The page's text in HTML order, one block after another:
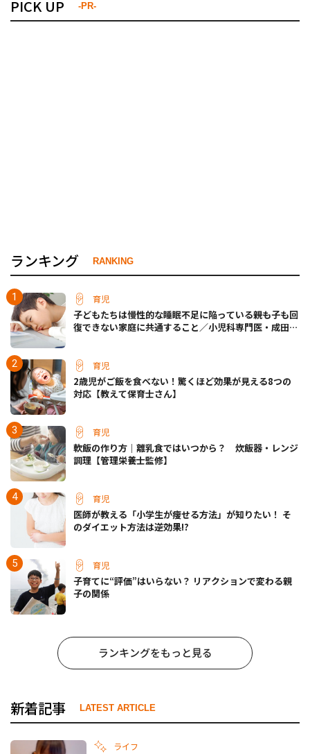
PICK UP -PR-
ランキング RANKING
育児
子どもたちは慢性的な睡眠不足に陥っている――親も子も回
復できない家庭に共通すること／小児科専門医・成田奈
育児
2歳児がご飯を食べない！驚くほど効果が見える8つの
対応【教えて保育士さん】
育児
軟飯の作り方｜離乳食ではいつから？ 炊飯器・レンジ
調理【管理栄養士監修】
育児
医師が教える「小学生が痩せる方法」が知りたい！ そ
のダイエット方法は逆効果!?
育児
子育てに“評価”はいらない？ リアクションで変わる親
子の関係
ランキングをもっと見る
新着記事 LATEST ARTICLE
ライフ